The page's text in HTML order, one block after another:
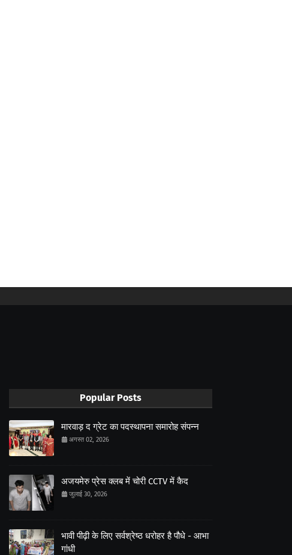
Popular Posts
मारवाड़ द ग्रेट का पदस्थापना समारोह संपन्न
अगस्त 02, 2026
अजयमेरु प्रेस क्लब में चोरी CCTV में कैद
जुलाई 30, 2026
भावी पीढ़ी के लिए सर्वश्रेष्ठ धरोहर है पौधे - आभा
गांधी